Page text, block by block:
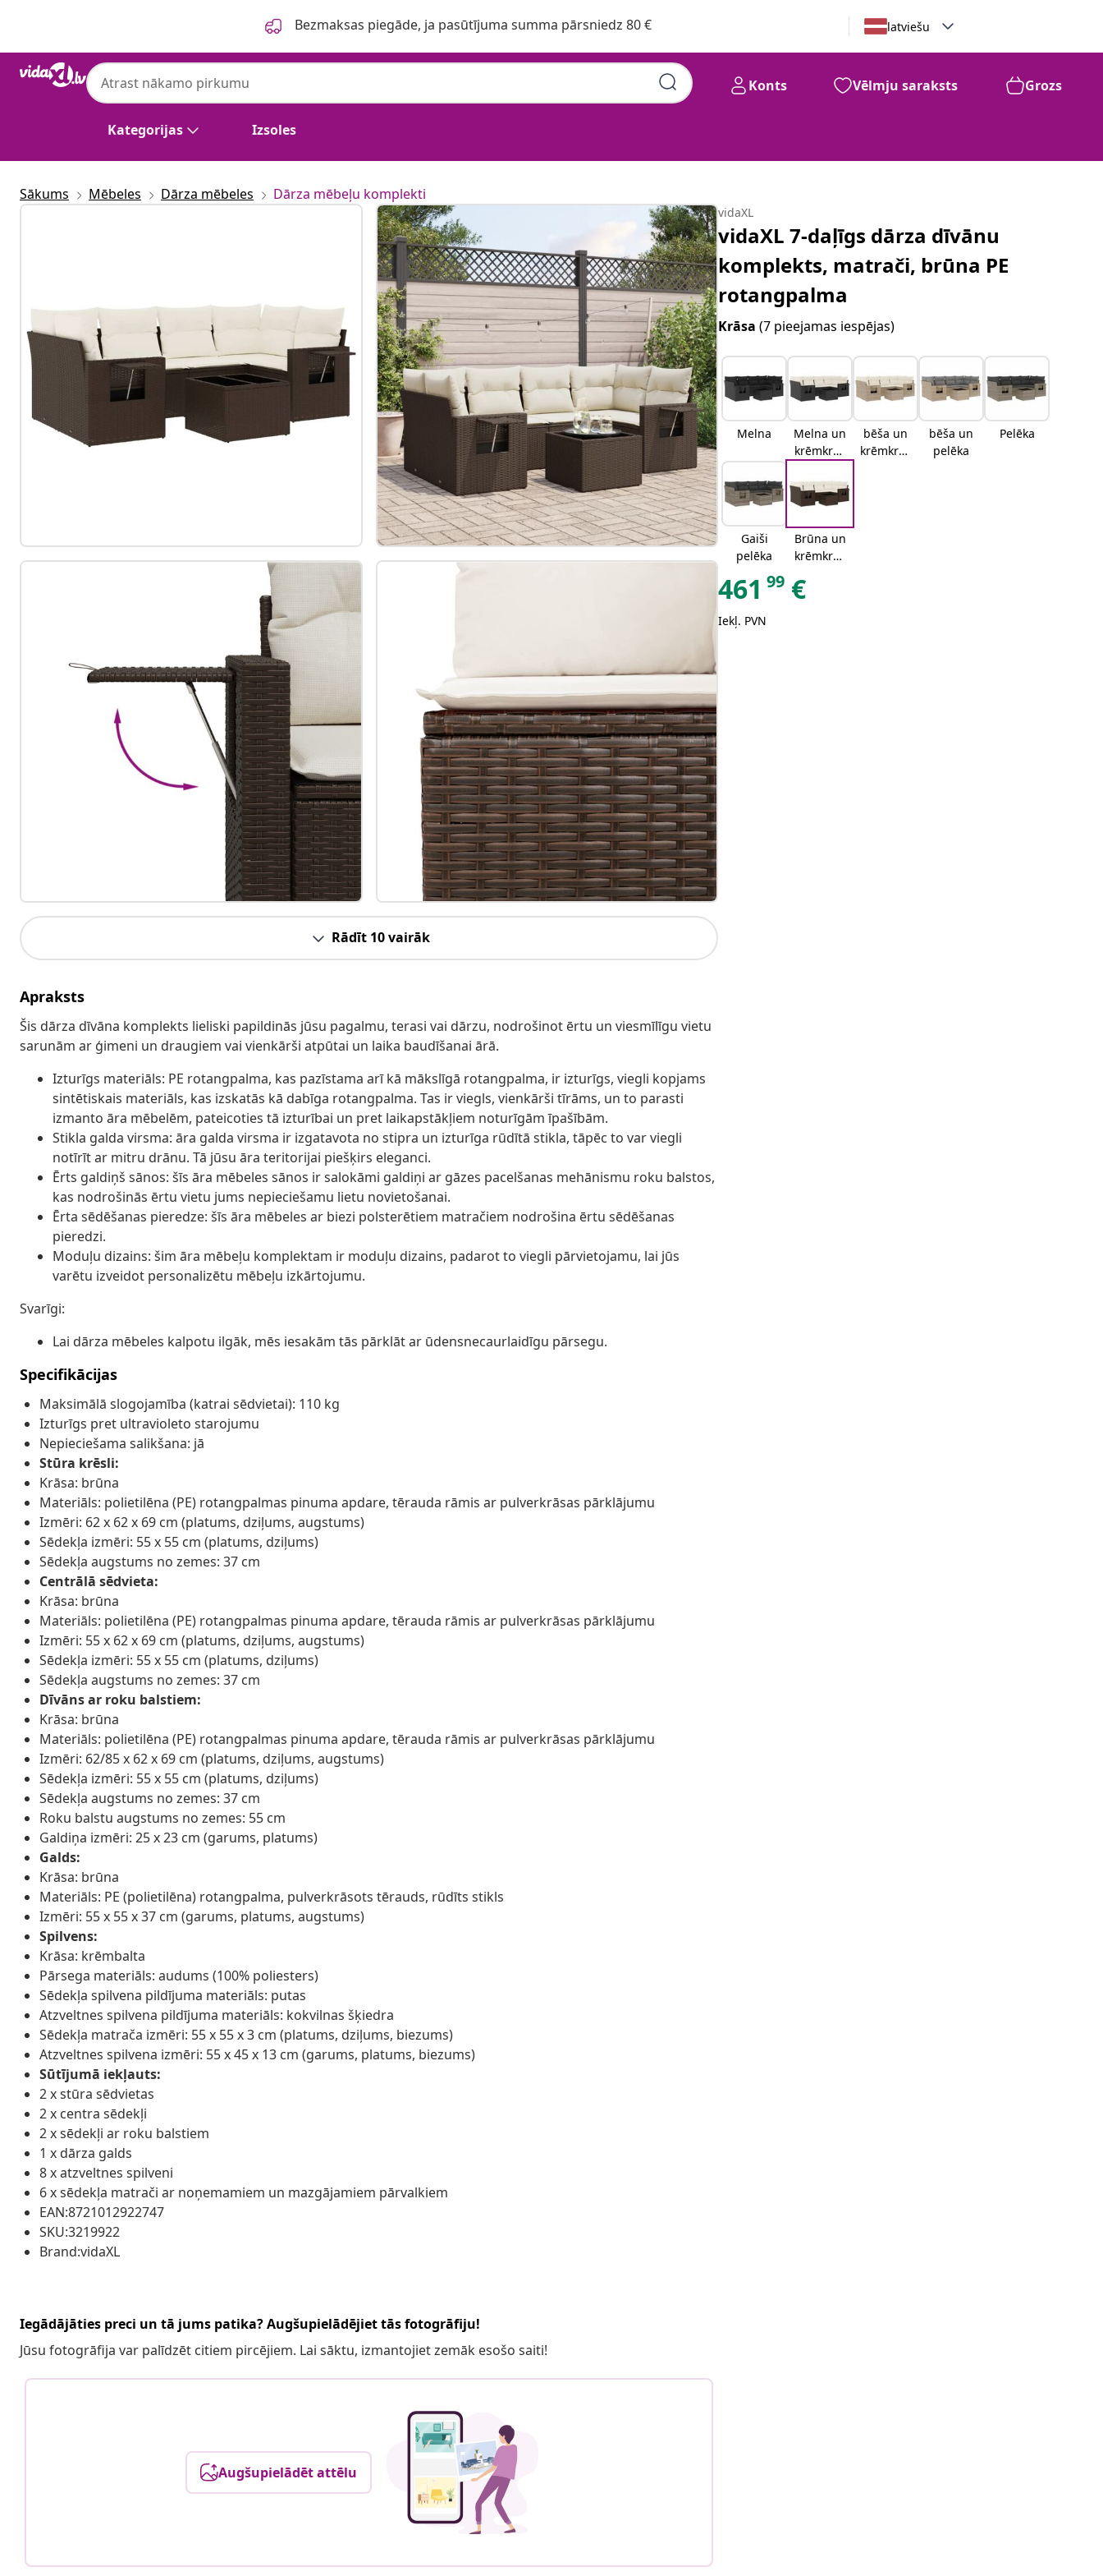
Bezmaksas piegāde, ja pasūtījuma summa pārsniedz 80 € latviešu
Kategorijas Izsoles
Konts Vēlmju saraksts Grozs
Sākums Mēbeles Dārza mēbeles Dārza mēbeļu komplekti
Rādīt 10 vairāk
Apraksts
Šis dārza dīvāna komplekts lieliski papildinās jūsu pagalmu, terasi vai dārzu, nodrošinot ērtu un viesmīlīgu vietu
sarunām ar ģimeni un draugiem vai vienkārši atpūtai un laika baudīšanai ārā.
Izturīgs materiāls: PE rotangpalma, kas pazīstama arī kā mākslīgā rotangpalma, ir izturīgs, viegli kopjams
sintētiskais materiāls, kas izskatās kā dabīga rotangpalma. Tas ir viegls, vienkārši tīrāms, un to parasti
izmanto āra mēbelēm, pateicoties tā izturībai un pret laikapstākļiem noturīgām īpašībām.
Stikla galda virsma: āra galda virsma ir izgatavota no stipra un izturīga rūdītā stikla, tāpēc to var viegli
notīrīt ar mitru drānu. Tā jūsu āra teritorijai piešķirs eleganci.
Ērts galdiņš sānos: šīs āra mēbeles sānos ir salokāmi galdiņi ar gāzes pacelšanas mehānismu roku balstos,
kas nodrošinās ērtu vietu jums nepieciešamu lietu novietošanai.
Ērta sēdēšanas pieredze: šīs āra mēbeles ar biezi polsterētiem matračiem nodrošina ērtu sēdēšanas
pieredzi.
Moduļu dizains: šim āra mēbeļu komplektam ir moduļu dizains, padarot to viegli pārvietojamu, lai jūs
varētu izveidot personalizētu mēbeļu izkārtojumu.
Svarīgi:
Lai dārza mēbeles kalpotu ilgāk, mēs iesakām tās pārklāt ar ūdensnecaurlaidīgu pārsegu.
Specifikācijas
Maksimālā slogojamība (katrai sēdvietai): 110 kg
Izturīgs pret ultravioleto starojumu
Nepieciešama salikšana: jā
Stūra krēsli:
Krāsa: brūna
Materiāls: polietilēna (PE) rotangpalmas pinuma apdare, tērauda rāmis ar pulverkrāsas pārklājumu
Izmēri: 62 x 62 x 69 cm (platums, dziļums, augstums)
Sēdekļa izmēri: 55 x 55 cm (platums, dziļums)
Sēdekļa augstums no zemes: 37 cm
Centrālā sēdvieta:
Krāsa: brūna
Materiāls: polietilēna (PE) rotangpalmas pinuma apdare, tērauda rāmis ar pulverkrāsas pārklājumu
Izmēri: 55 x 62 x 69 cm (platums, dziļums, augstums)
Sēdekļa izmēri: 55 x 55 cm (platums, dziļums)
Sēdekļa augstums no zemes: 37 cm
Dīvāns ar roku balstiem:
Krāsa: brūna
Materiāls: polietilēna (PE) rotangpalmas pinuma apdare, tērauda rāmis ar pulverkrāsas pārklājumu
Izmēri: 62/85 x 62 x 69 cm (platums, dziļums, augstums)
Sēdekļa izmēri: 55 x 55 cm (platums, dziļums)
Sēdekļa augstums no zemes: 37 cm
Roku balstu augstums no zemes: 55 cm
Galdiņa izmēri: 25 x 23 cm (garums, platums)
Galds:
Krāsa: brūna
Materiāls: PE (polietilēna) rotangpalma, pulverkrāsots tērauds, rūdīts stikls
Izmēri: 55 x 55 x 37 cm (garums, platums, augstums)
Spilvens:
Krāsa: krēmbalta
Pārsega materiāls: audums (100% poliesters)
Sēdekļa spilvena pildījuma materiāls: putas
Atzveltnes spilvena pildījuma materiāls: kokvilnas šķiedra
Sēdekļa matrača izmēri: 55 x 55 x 3 cm (platums, dziļums, biezums)
Atzveltnes spilvena izmēri: 55 x 45 x 13 cm (garums, platums, biezums)
Sūtījumā iekļauts:
2 x stūra sēdvietas
2 x centra sēdekļi
2 x sēdekļi ar roku balstiem
1 x dārza galds
8 x atzveltnes spilveni
6 x sēdekļa matrači ar noņemamiem un mazgājamiem pārvalkiem
EAN:8721012922747
SKU:3219922
Brand:vidaXL
Iegādājāties preci un tā jums patika? Augšupielādējiet tās fotogrāfiju!
Jūsu fotogrāfija var palīdzēt citiem pircējiem. Lai sāktu, izmantojiet zemāk esošo saiti!
Augšupielādēt attēlu
vidaXL
vidaXL 7-daļīgs dārza dīvānu
komplekts, matrači, brūna PE
rotangpalma
Krāsa(7 pieejamas iespējas)
Melna
Melna un
krēmkrās
bēša un
krēmkrās
bēša un
pelēka
Pelēka
Gaiši
pelēka
Brūna un
krēmkrās
461 99 €
Iekļ. PVN